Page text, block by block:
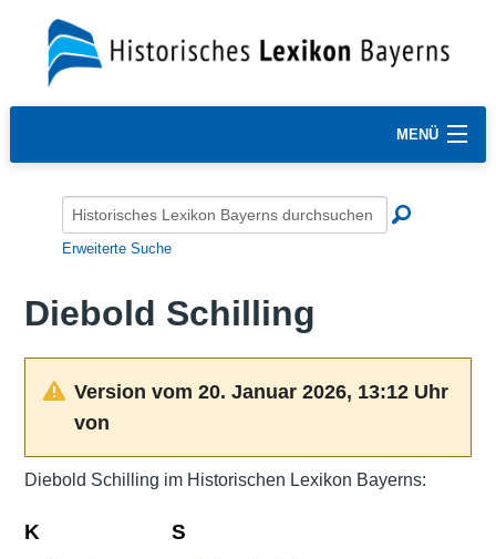
MENÜ
Erweiterte Suche
Diebold Schilling
Version vom 20. Januar 2026, 13:12 Uhr
von
Diebold Schilling im Historischen Lexikon Bayerns:
K S